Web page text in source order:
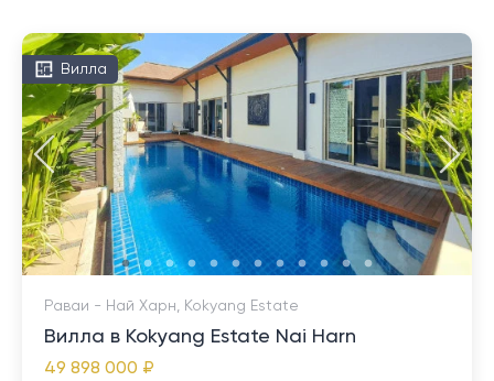
Вилла
Раваи - Най Харн, Kokyang Estate
Вилла в Kokyang Estate Nai Harn
49 898 000 ₽